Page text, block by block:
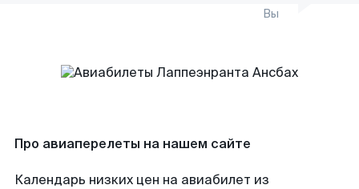
Вы
Про авиаперелеты на нашем сайте
Календарь низких цен на авиабилет из